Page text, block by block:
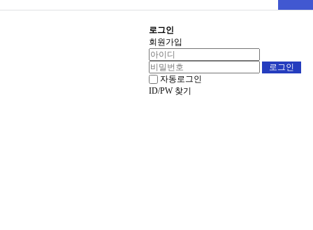
로그인
회원가입
자동로그인
ID/PW 찾기